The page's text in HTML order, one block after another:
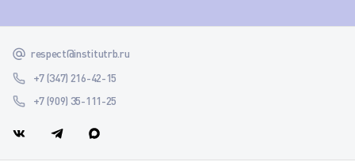
respect@institutrb.ru
+7 (347) 216-42-15
+7 (909) 35-111-25